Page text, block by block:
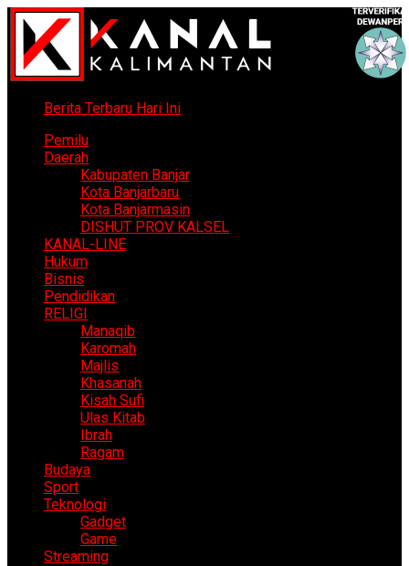
Berita Terbaru Hari Ini
Pemilu
Daerah
Kabupaten Banjar
Kota Banjarbaru
Kota Banjarmasin
DISHUT PROV KALSEL
KANAL-LINE
Hukum
Bisnis
Pendidikan
RELIGI
Manaqib
Karomah
Majlis
Khasanah
Kisah Sufi
Ulas Kitab
Ibrah
Ragam
Budaya
Sport
Teknologi
Gadget
Game
Streaming